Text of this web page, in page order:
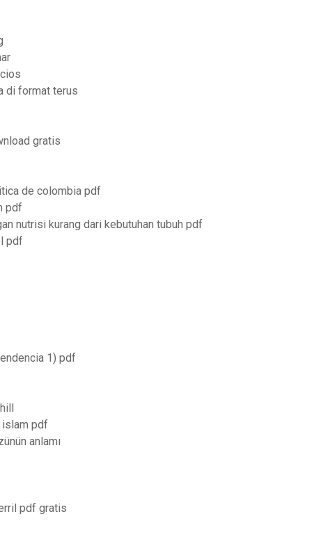
di format terus
gratis
de colombia pdf
pdf
nutrisi kurang dari kebutuhan tubuh pdf
pdf
1) pdf
islam pdf
anlamı
pdf gratis